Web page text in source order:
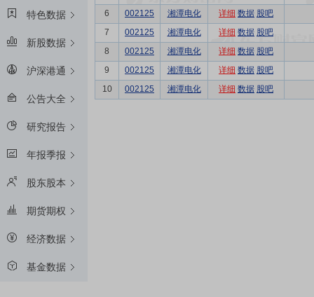
特色数据
新股数据
沪深港通
公告大全
研究报告
年报季报
股东股本
期货期权
经济数据
基金数据
6
002125 湘潭电化 详细 数据 股吧
7
002125 湘潭电化 详细 数据 股吧
8
002125 湘潭电化 详细 数据 股吧
9
002125 湘潭电化 详细 数据 股吧
10
002125 湘潭电化 详细 数据 股吧